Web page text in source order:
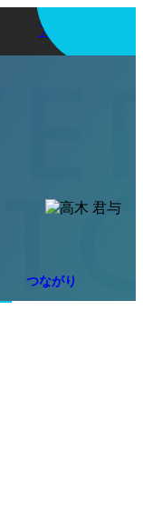
アプリを使う
つながり